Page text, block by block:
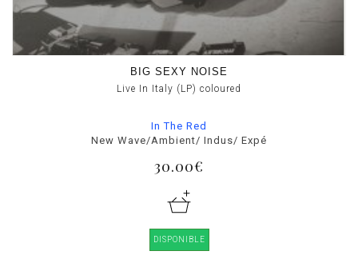
BIG SEXY NOISE
Live In Italy (LP) coloured
In The Red
New Wave/Ambient/ Indus/ Expé
30.00€
DISPONIBLE